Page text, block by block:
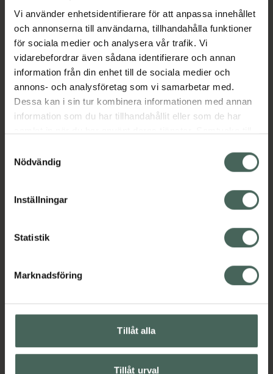
Vi använder enhetsidentifierare för att anpassa innehållet
och annonserna till användarna, tillhandahålla funktioner
för sociala medier och analysera vår trafik. Vi
vidarebefordrar även sådana identifierare och annan
information från din enhet till de sociala medier och
annons- och analysföretag som vi samarbetar med.
Dessa kan i sin tur kombinera informationen med annan
information som du har tillhandahållit eller som de har
återkalla ditt samtycke via webbplatsens
cookieinställningar. Ett återkallat samtycke påverkar inte
lagligheten av behandling som skett innan återkallelsen.
Nödvändig
Inställningar
Statistik
Marknadsföring
Tillåt alla
Tillåt urval
Jämförpris
1833,33 kr
EAN:07312489983730
Kategorier:
HudbesvärHudbesvärHudvård
Skadad och irriterad hud
Skadad och irriterad hudVegansk hudvård
Veganska produkter
Visa
Instruktioner Visa
Hudbesvär
Hudvård
Skadad och irriterad hud
Skadad och irriterad hud
Vegansk hudvård